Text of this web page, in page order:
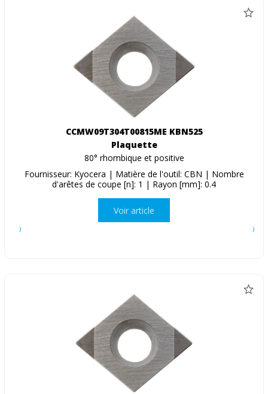
CCMW09T304T00815ME KBN525
Plaquette
80° rhombique et positive
Fournisseur: Kyocera | Matière de l'outil: CBN | Nombre
d'arêtes de coupe [n]: 1 | Rayon [mm]: 0.4
Voir article